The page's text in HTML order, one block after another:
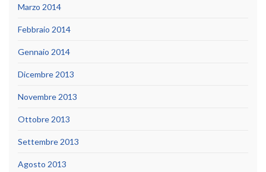
Marzo 2014
Febbraio 2014
Gennaio 2014
Dicembre 2013
Novembre 2013
Ottobre 2013
Settembre 2013
Agosto 2013